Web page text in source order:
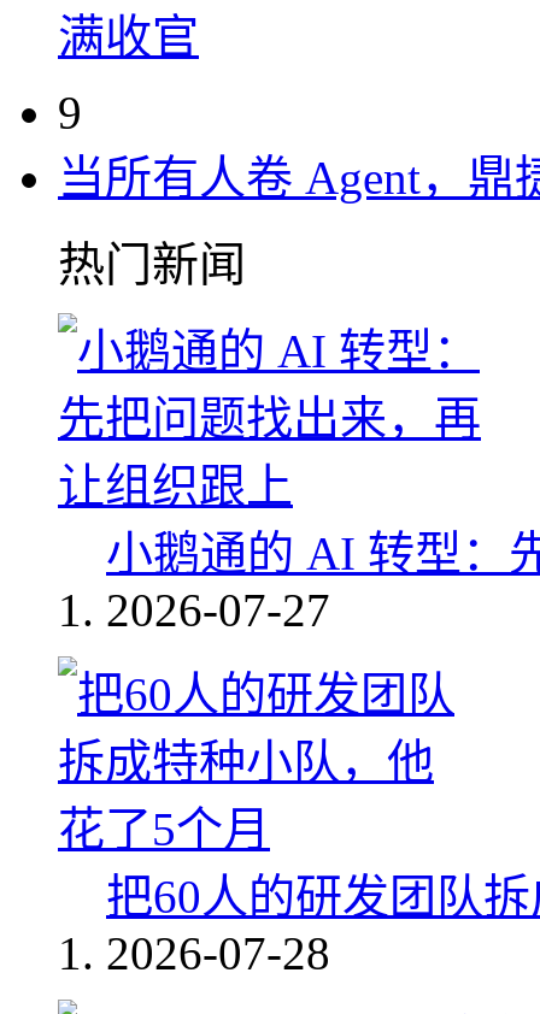
满收官
9
当所有人卷 Agent，
热门新闻
小鹅通的 AI 转型：
2026-07-27
把60人的研发团队
2026-07-28